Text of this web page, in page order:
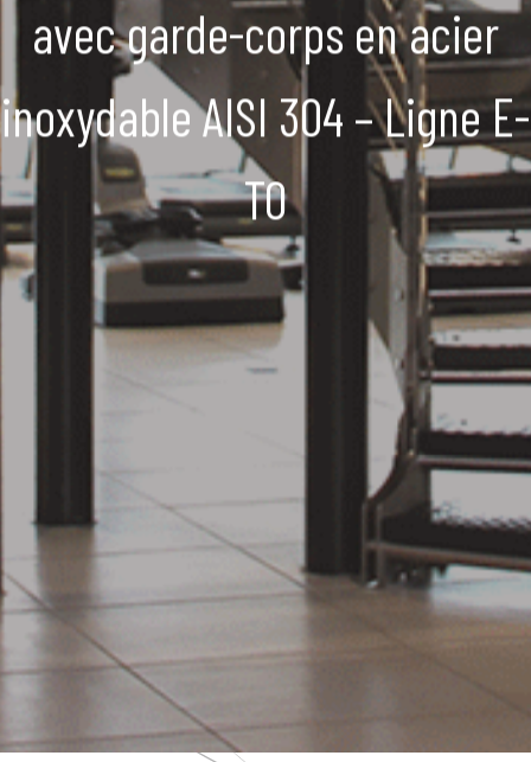
avec garde-corps en acier
inoxydable AISI 304 – Ligne E-
TO